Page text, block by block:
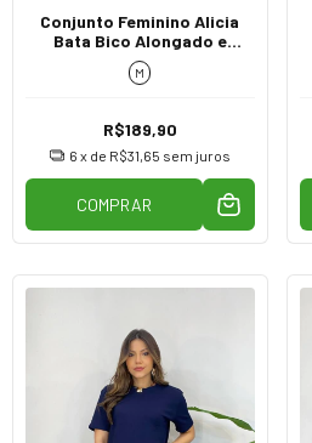
Conjunto Feminino Alicia
Bata Bico Alongado e
Calça Rosa
M
R$189,90
6 x de R$31,65 sem juros
COMPRAR